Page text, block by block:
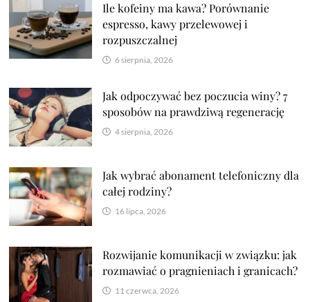
Ile kofeiny ma kawa? Porównanie
espresso, kawy przelewowej i
rozpuszczalnej
6 sierpnia, 2026
Jak odpoczywać bez poczucia winy? 7
sposobów na prawdziwą regenerację
4 sierpnia, 2026
Jak wybrać abonament telefoniczny dla
całej rodziny?
16 lipca, 2026
Rozwijanie komunikacji w związku: jak
rozmawiać o pragnieniach i granicach?
11 czerwca, 2026